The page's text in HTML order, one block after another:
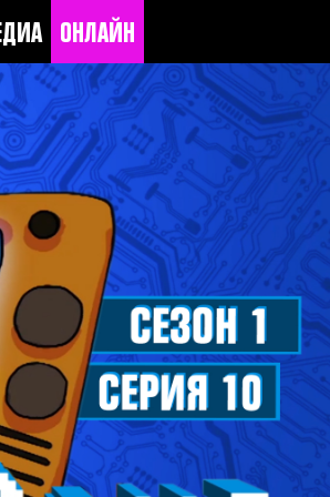
ОНЛАЙН